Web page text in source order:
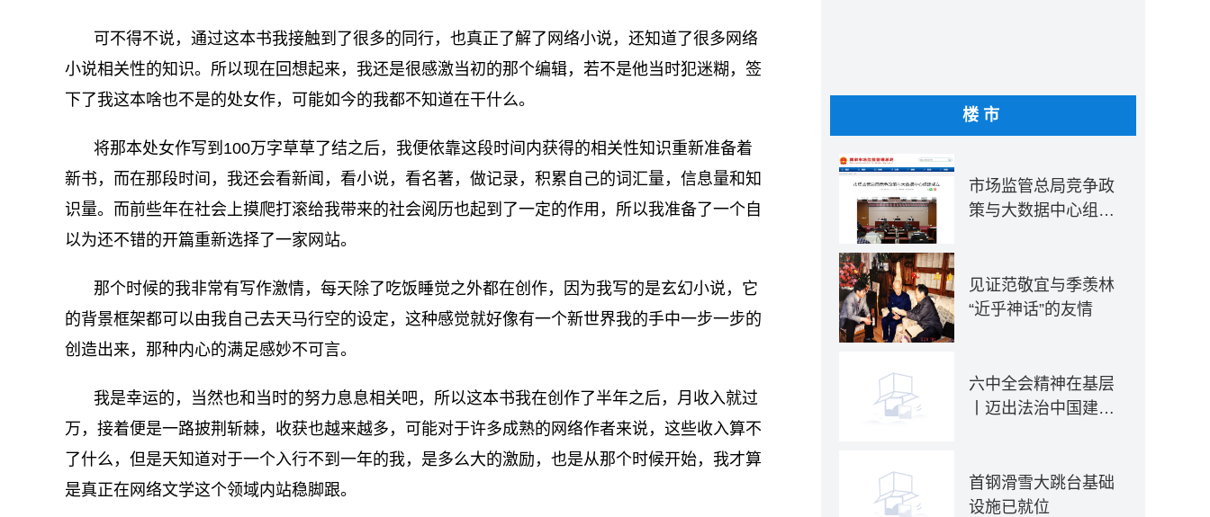
可不得不说，通过这本书我接触到了很多的同行，也真正了解了网络小说，还知道了很多网络
小说相关性的知识。所以现在回想起来，我还是很感激当初的那个编辑，若不是他当时犯迷糊，签
下了我这本啥也不是的处女作，可能如今的我都不知道在干什么。
将那本处女作写到100万字草草了结之后，我便依靠这段时间内获得的相关性知识重新准备着
新书，而在那段时间，我还会看新闻，看小说，看名著，做记录，积累自己的词汇量，信息量和知
识量。而前些年在社会上摸爬打滚给我带来的社会阅历也起到了一定的作用，所以我准备了一个自
以为还不错的开篇重新选择了一家网站。
那个时候的我非常有写作激情，每天除了吃饭睡觉之外都在创作，因为我写的是玄幻小说，它
的背景框架都可以由我自己去天马行空的设定，这种感觉就好像有一个新世界我的手中一步一步的
创造出来，那种内心的满足感妙不可言。
我是幸运的，当然也和当时的努力息息相关吧，所以这本书我在创作了半年之后，月收入就过
万，接着便是一路披荆斩棘，收获也越来越多，可能对于许多成熟的网络作者来说，这些收入算不
了什么，但是天知道对于一个入行不到一年的我，是多么大的激励，也是从那个时候开始，我才算
是真正在网络文学这个领域内站稳脚跟。
楼市
市场监管总局竞争政
策与大数据中心组建
见证范敬宜与季羡林
“近乎神话”的友情
六中全会精神在基层
丨迈出法治中国建设
推动全面依法治国新
实践
首钢滑雪大跳台基础
设施已就位